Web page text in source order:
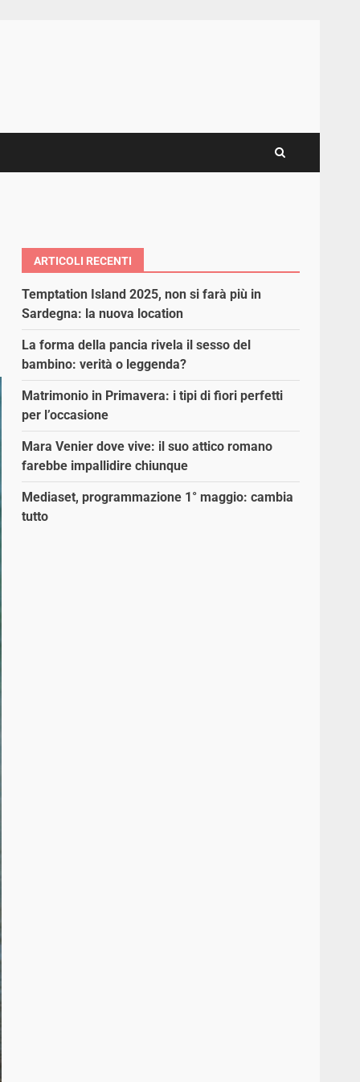
ARTICOLI RECENTI
Temptation Island 2025, non si farà più in
Sardegna: la nuova location
La forma della pancia rivela il sesso del
bambino: verità o leggenda?
Matrimonio in Primavera: i tipi di fiori perfetti
per l’occasione
Mara Venier dove vive: il suo attico romano
farebbe impallidire chiunque
Mediaset, programmazione 1° maggio: cambia
tutto